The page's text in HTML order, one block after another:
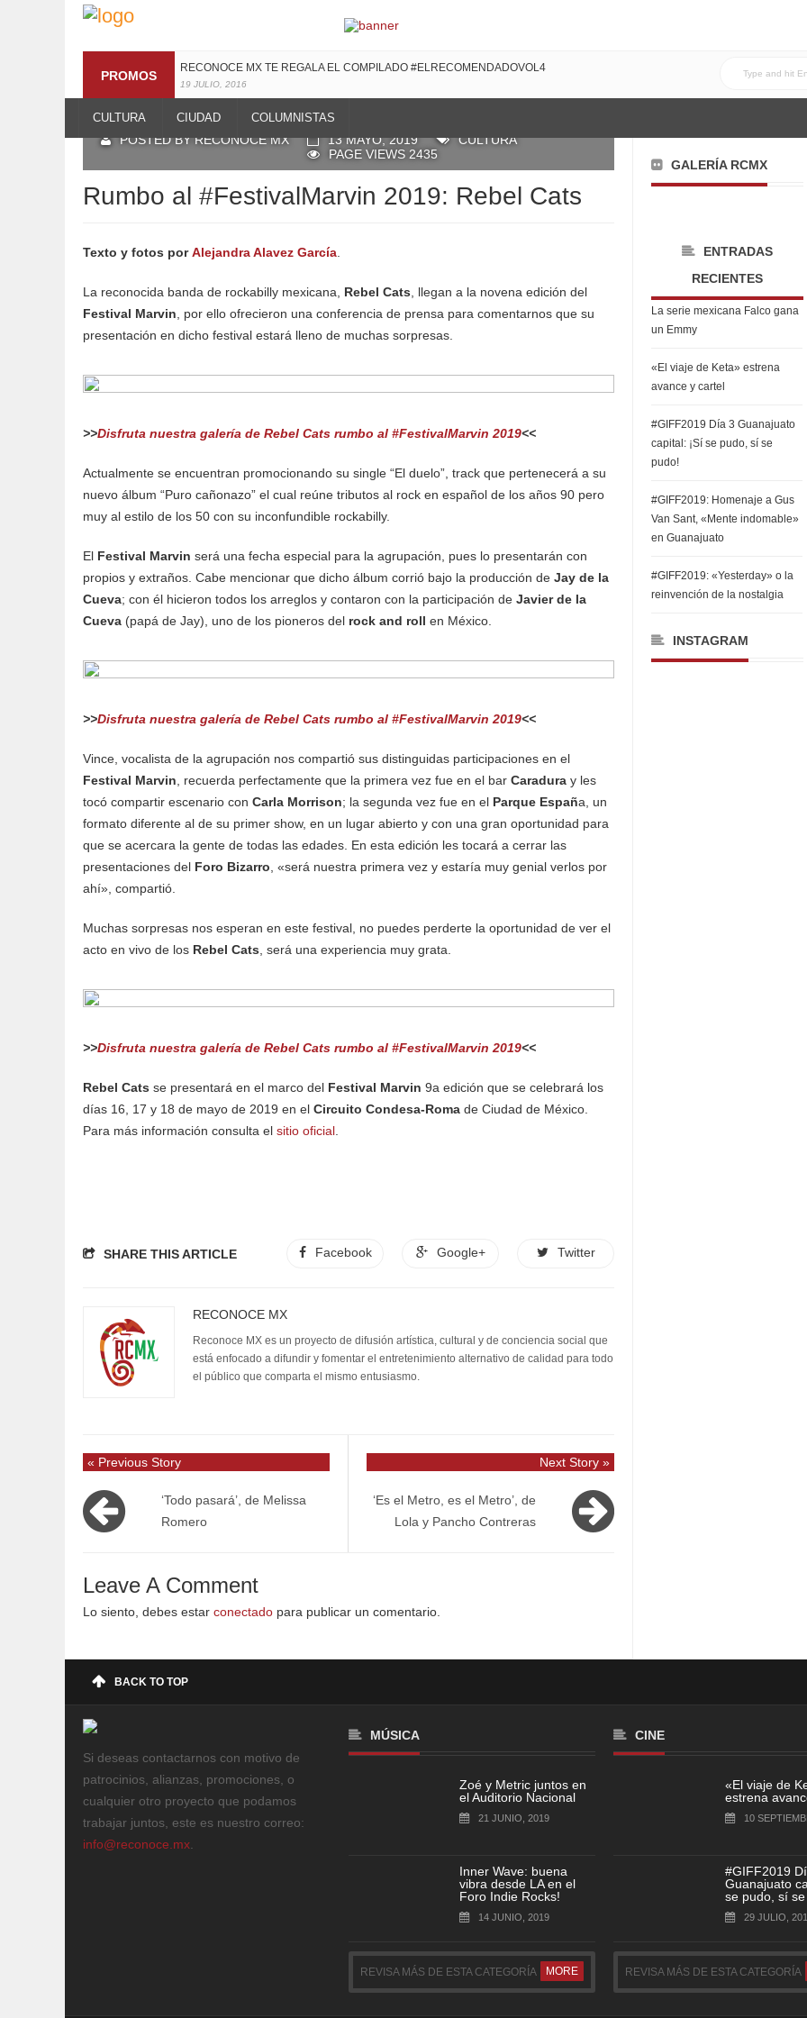
PROMOS
RECONOCE MX TE REGALA EL COMPILADO #ELRECOMENDADOVOL4
19 JULIO, 2016
CULTURA CIUDAD COLUMNISTAS
POSTED BY RECONOCE MX 13 MAYO, 2019
CULTURA
PAGE VIEWS 2435
Rumbo al #FestivalMarvin 2019: Rebel Cats
Texto y fotos porAlejandra Alavez García
La reconocida banda de rockabilly mexicana, Rebel Cats , llegan a la novena edición del
Festival Marvin , por ello ofrecieron una conferencia de prensa para comentarnos que su
presentación en dicho festival estará lleno de muchas sorpresas.
>>Disfruta nuestra galería de Rebel Cats rumbo al #FestivalMarvin 2019<<
Actualmente se encuentran promocionando su single “El duelo”, track que pertenecerá a su
nuevo álbum “Puro cañonazo” el cual reúne tributos al rock en español de los años 90 pero
muy al estilo de los 50 con su inconfundible rockabilly.
El Festival Marvin será una fecha especial para la agrupación, pues lo presentarán con
propios y extraños. Cabe mencionar que dicho álbum corrió bajo la producción de Jay de la
Cueva; con él hicieron todos los arreglos y contaron con la participación de Javier de la
Cueva (papá de Jay), uno de los pioneros del rock and roll en México.
>>Disfruta nuestra galería de Rebel Cats rumbo al #FestivalMarvin 2019<<
Vince, vocalista de la agrupación nos compartió sus distinguidas participaciones en el
Festival Marvin , recuerda perfectamente que la primera vez fue en el bar Caradura y les
tocó compartir escenario con Carla Morrison; la segunda vez fue en el Parque España, un
formato diferente al de su primer show, en un lugar abierto y con una gran oportunidad para
que se acercara la gente de todas las edades. En esta edición les tocará a cerrar las
presentaciones del Foro Bizarro , «será nuestra primera vez y estaría muy genial verlos por
ahí», compartió.
Muchas sorpresas nos esperan en este festival, no puedes perderte la oportunidad de ver el
acto en vivo de los Rebel Cats , será una experiencia muy grata.
>>Disfruta nuestra galería de Rebel Cats rumbo al #FestivalMarvin 2019<<
Rebel Cats se presentará en el marco del Festival Marvin 9a edición que se celebrará los
días 16, 17 y 18 de mayo de 2019 en el Circuito Condesa-Roma de Ciudad de México.
Para más información consulta el sitio oficial
SHARE THIS ARTICLE Facebook Google+ Twitter
RECONOCE MX
Reconoce MX es un proyecto de difusión artística, cultural y de conciencia social que
está enfocado a difundir y fomentar el entretenimiento alternativo de calidad para todo
el público que comparta el mismo entusiasmo.
« Previous Story
‘Todo pasará’, de Melissa
Romero
Next Story »
‘Es el Metro, es el Metro’, de
Lola y Pancho Contreras
Leave A Comment
Lo siento, debes estar conectado para publicar un comentario.
GALERÍA RCMX
ENTRADAS
RECIENTES
La serie mexicana Falco gana
un Emmy
«El viaje de Keta» estrena
avance y cartel
#GIFF2019 Día 3 Guanajuato
capital: ¡Sí se pudo, sí se
pudo!
#GIFF2019: Homenaje a Gus
Van Sant, «Mente indomable»
en Guanajuato
#GIFF2019: «Yesterday» o la
reinvención de la nostalgia
INSTAGRAM
BACK TO TOP
Si deseas contactarnos con motivo de
patrocinios, alianzas, promociones, o
cualquier otro proyecto que podamos
trabajar juntos, este es nuestro correo:
info@reconoce.mx
MÚSICA
Zoé y Metric juntos en
el Auditorio Nacional
21 JUNIO, 2019
Inner Wave: buena
vibra desde LA en el
Foro Indie Rocks!
14 JUNIO, 2019
REVISA MÁS DE ESTA CATEGORÍA MORE
CINE
«El viaje de
estrena
10
#GIFF2019
Guanajuato
se pudo, sí
29 JULIO,
REVISA MÁS DE ESTA CATEGORÍA